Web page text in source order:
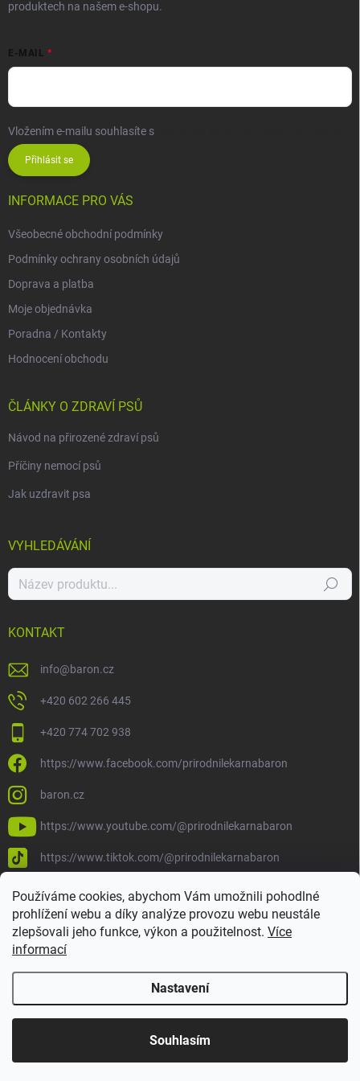
Používáme cookies, abychom Vám umožnili pohodlné
prohlížení webu a díky analýze provozu webu neustále
zlepšovali jeho funkce, výkon a použitelnost. Více
informací
Nastavení
Souhlasím
produktech na našem e-shopu.
E-MAIL
Vložením e-mailu souhlasíte s
Přihlásit se
INFORMACE PRO VÁS
Všeobecné obchodní podmínky
Podmínky ochrany osobních údajů
Doprava a platba
Moje objednávka
Poradna / Kontakty
Hodnocení obchodu
ČLÁNKY O ZDRAVÍ PSŮ
Návod na přirozené zdraví psů
Příčiny nemocí psů
Jak uzdravit psa
VYHLEDÁVÁNÍ
Hledat
KONTAKT
info@baron.cz
+420 602 266 445
+420 774 702 938
https://www.facebook.com/prirodnilekarnabaron
baron.cz
https://www.youtube.com/@prirodnilekarnabaron
https://www.tiktok.com/@prirodnilekarnabaron
Copyright 2026Baron. Všechna práva vyhrazena.Upravit nastavení
cookies